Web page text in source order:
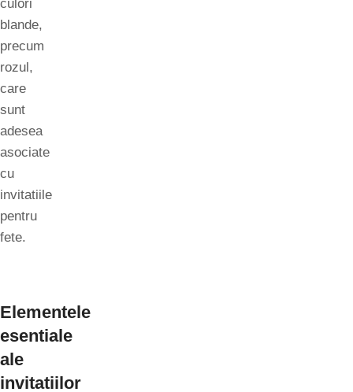
culori
blande,
precum
rozul,
care
sunt
adesea
asociate
cu
invitatiile
pentru
fete.
Elementele
esentiale
ale
invitatiilor